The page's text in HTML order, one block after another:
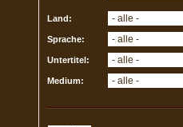
Land:
Sprache:
Untertitel:
Medium: